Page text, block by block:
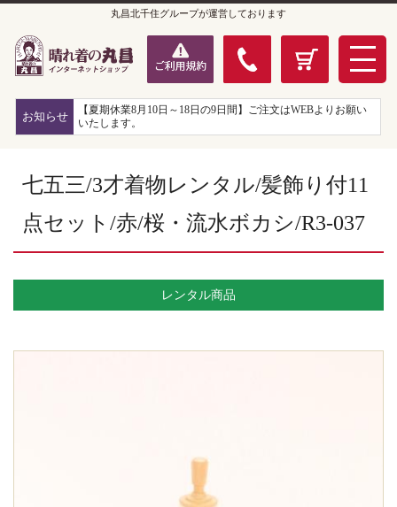
丸昌北千住グループが運営しております
お知らせ
【夏期休業8月10日～18日の9日間】ご注文はWEBよりお願い
いたします。
七五三/3才着物レンタル/髪飾り付11
点セット/赤/桜・流水ボカシ/R3-037
レンタル商品